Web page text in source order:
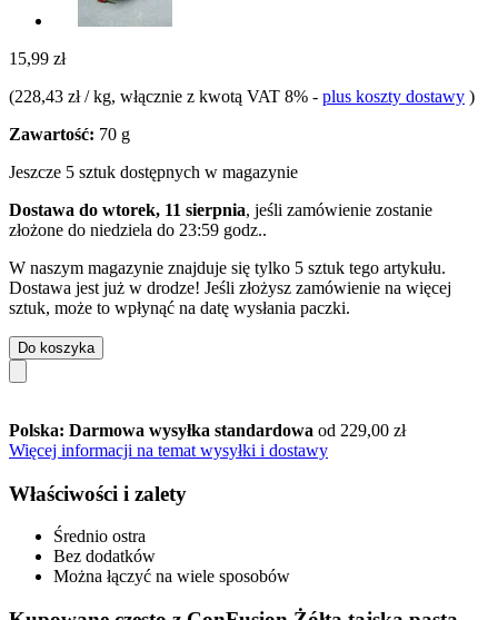
15,99 zł
(228,43 zł / kg, włącznie z kwotą VAT 8% - plus koszty dostawy )
Zawartość: 70 g
Jeszcze 5 sztuk dostępnych w magazynie
Dostawa do wtorek, 11 sierpnia, jeśli zamówienie zostanie
złożone do niedziela do 23:59 godz..
W naszym magazynie znajduje się tylko 5 sztuk tego artykułu.
Dostawa jest już w drodze! Jeśli złożysz zamówienie na więcej
sztuk, może to wpłynąć na datę wysłania paczki.
Do koszyka
Polska: Darmowa wysyłka standardowa od 229,00 zł
Więcej informacji na temat wysyłki i dostawy
Właściwości i zalety
Średnio ostra
Bez dodatków
Można łączyć na wiele sposobów